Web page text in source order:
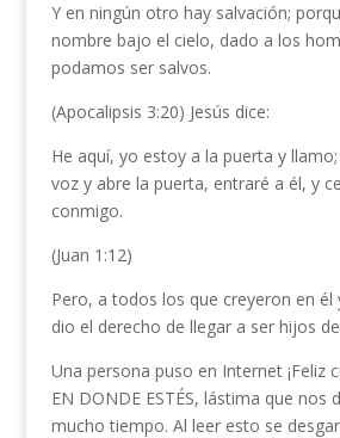
Y en ningún otro hay salvación;
nombre bajo el cielo, dado a los
podamos ser salvos.
(Apocalipsis 3:20) Jesús dice:
He aquí, yo estoy a la puerta y
voz y abre la puerta, entraré a él, y
conmigo.
(Juan 1:12)
Pero, a todos los que creyeron en él
dio el derecho de llegar a ser hijos
Una persona puso en Internet ¡Feliz
EN DONDE ESTÉS, lástima que nos
mucho tiempo. Al leer esto se